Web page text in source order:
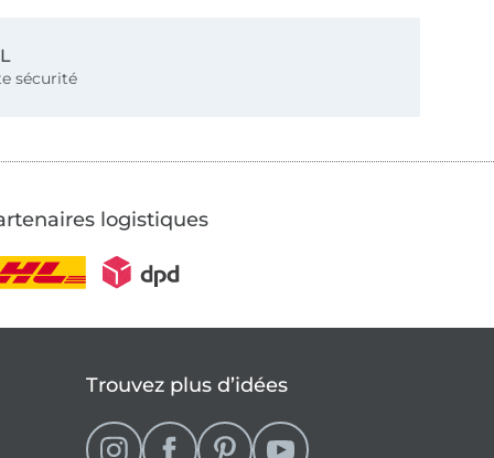
sécurité
logistiques
Trouvez plus d’idées